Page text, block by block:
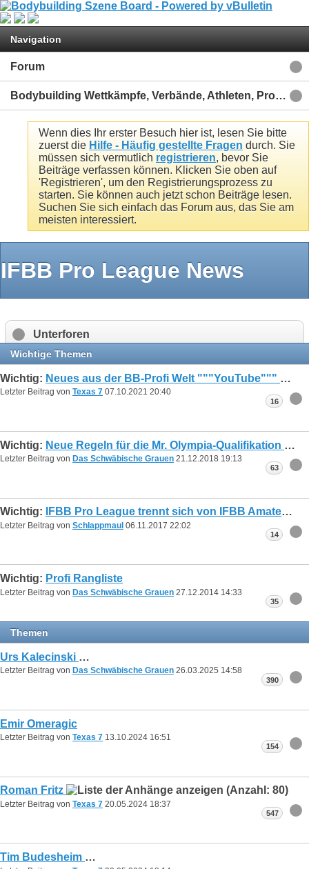
Navigation
Forum
Bodybuilding Wettkämpfe, Verbände, Athleten, Projekte
Wenn dies Ihr erster Besuch hier ist, lesen Sie bitte
zuerst die Hilfe - Häufig gestellte Fragen durch. Sie
müssen sich vermutlich registrieren, bevor Sie
Beiträge verfassen können. Klicken Sie oben auf
'Registrieren', um den Registrierungsprozess zu
starten. Sie können auch jetzt schon Beiträge lesen.
Suchen Sie sich einfach das Forum aus, das Sie am
meisten interessiert.
IFBB Pro League News
Unterforen
Wichtige Themen
Wichtig: Neues aus der BB-Profi Welt """YouTube""" Clips!
Letzter Beitrag von Texas 7 07.10.2021 20:40
16
Wichtig: Neue Regeln für die Mr. Olympia-Qualifikation & ProCard
Letzter Beitrag von Das Schwäbische Grauen 21.12.2018 19:13
63
Wichtig: IFBB Pro League trennt sich von IFBB Amateure
Letzter Beitrag von Schlappmaul 06.11.2017 22:02
14
Wichtig: Profi Rangliste
Letzter Beitrag von Das Schwäbische Grauen 27.12.2014 14:33
35
Themen
Urs Kalecinski
Letzter Beitrag von Das Schwäbische Grauen 26.03.2025 14:58
390
Emir Omeragic
Letzter Beitrag von Texas 7 13.10.2024 16:51
154
Roman Fritz
Letzter Beitrag von Texas 7 20.05.2024 18:37
547
Tim Budesheim